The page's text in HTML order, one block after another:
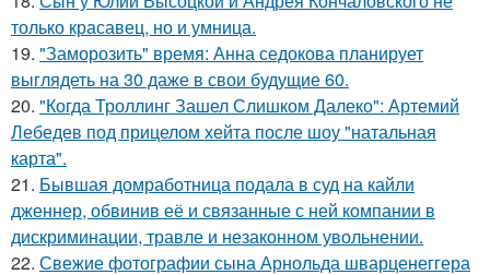
только красавец, но и умница.
19. "Заморозить" время: Анна седокова планирует
выглядеть на 30 даже в свои будущие 60.
20. "Когда Троллинг Зашел Слишком Далеко": Артемий
Лебедев под прицелом хейта после шоу "натальная
карта".
21. Бывшая домработница подала в суд на кайли
дженнер, обвинив её и связанные с ней компании в
дискриминации, травле и незаконном увольнении.
22. Свежие фотографии сына Арнольда шварценеггера